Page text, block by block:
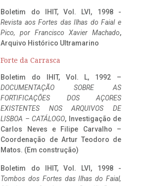
Boletim do IHIT, Vol. LVI, 1998 -
Revista aos Fortes das Ilhas do Faial e
Pico, por Francisco Xavier Machado,
Arquivo Histórico Ultramarino
Forte da Carrasca
Boletim do IHIT, Vol. L, 1992 –
DOCUMENTAÇÃO SOBRE AS
FORTIFICAÇÕES DOS AÇORES
EXISTENTES NOS ARQUIVOS DE
LISBOA – CATÁLOGO, Investigação de
Carlos Neves e Filipe Carvalho –
Coordenação de Artur Teodoro de
Matos. (Em construção)
Boletim do IHIT, Vol. LVI, 1998 -
Tombos dos Fortes das Ilhas do Faial,